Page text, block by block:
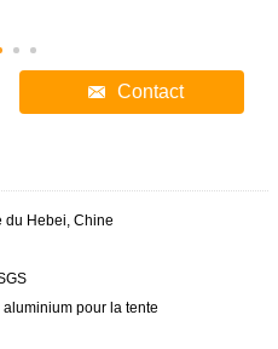
Contact
du Hebei, Chine
aluminium pour la tente